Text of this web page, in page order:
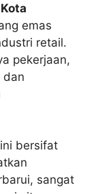
emas
retail.
pekerjaan,
dan
bersifat
sangat